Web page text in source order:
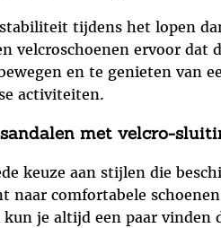
tijdens het lopen
ervoor dat
en te genieten van
activiteiten.
met velcro-
keuze aan stijlen die
comfortabele
kun je altijd een paar